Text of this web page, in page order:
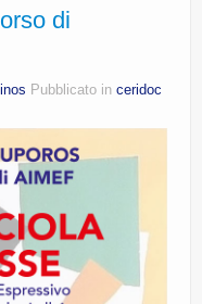
di
Pubblicato in ceridoc